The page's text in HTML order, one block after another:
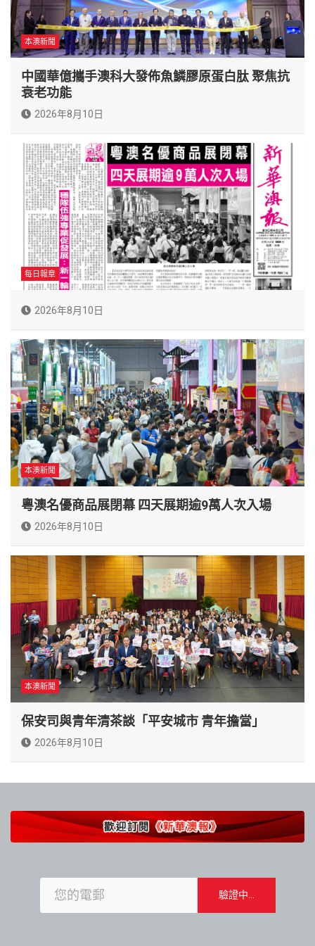
本澳新聞
中國華億攜手澳科大發佈魚鱗膠原蛋白肽 聚焦抗
衰老功能
2026年8月10日
每日報章
2026年8月10日
本澳新聞
粵澳名優商品展閉幕 四天展期逾9萬人次入場
2026年8月10日
本澳新聞
保安司與青年清茶談「平安城市 青年擔當」
2026年8月10日